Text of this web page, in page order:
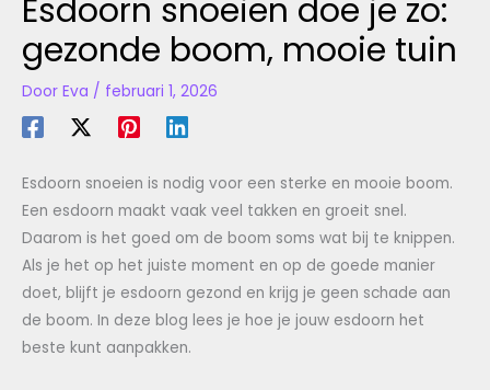
Esdoorn snoeien doe je zo:
gezonde boom, mooie tuin
Door Eva / februari 1, 2026
Esdoorn snoeien is nodig voor een sterke en mooie boom.
Een esdoorn maakt vaak veel takken en groeit snel.
Daarom is het goed om de boom soms wat bij te knippen.
Als je het op het juiste moment en op de goede manier
doet, blijft je esdoorn gezond en krijg je geen schade aan
de boom. In deze blog lees je hoe je jouw esdoorn het
beste kunt aanpakken.